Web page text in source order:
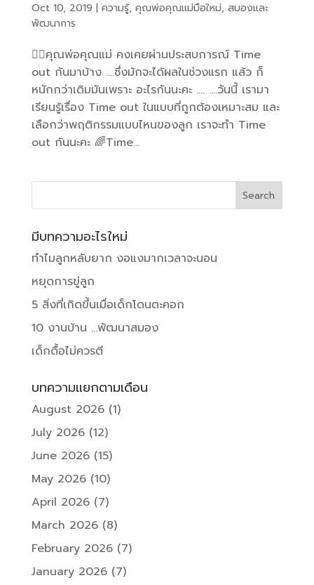
Oct 10, 2019 | ความรู้, คุณพ่อคุณแม่มือใหม่, สมองและ
พัฒนาการ
👩‍⚕️คุณพ่อคุณแม่ คงเคยผ่านประสบการณ์ Time
out กันมาบ้าง ….ซึ่งมักจะได้ผลในช่วงแรก แล้ว ก็
หนักกว่าเดิมมันเพราะ อะไรกันนะคะ …. ….วันนี้ เรามา
เรียนรู้เรื่อง Time out ในแบบที่ถูกต้องเหมาะสม และ
เลือกว่าพฤติกรรมแบบไหนของลูก เราจะทำ Time
out กันนะคะ 🌈Time...
มีบทความอะไรใหม่
ทำไมลูกหลับยาก งอแงมากเวลาจะนอน
หยุดการขู่ลูก
5 สิ่งที่เกิดขึ้นเมื่อเด็กโดนตะคอก
10 งานบ้าน …พัฒนาสมอง
เด็กดื้อไม่ควรตี
บทความแยกตามเดือน
August 2026(1)
July 2026(12)
June 2026(15)
May 2026(10)
April 2026(7)
March 2026(8)
February 2026(7)
January 2026(7)